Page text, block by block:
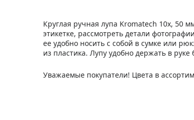
Круглая ручная лупа Kromatech 10х, 50
этикетке, рассмотреть детали
ее удобно носить с собой в сумке или
из пластика. Лупу удобно держать в
Уважаемые покупатели! Цвета в